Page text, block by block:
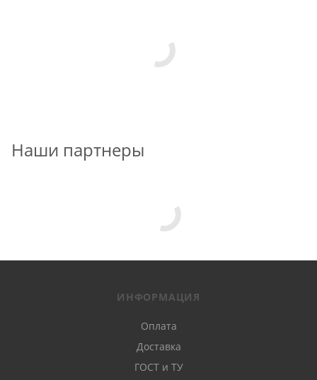
Наши партнеры
ИНФОРМАЦИЯ
Оплата
Доставка
ГОСТ и ТУ